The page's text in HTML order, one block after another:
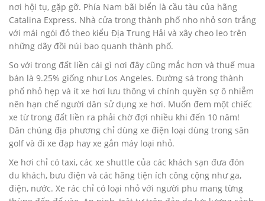
nơi hội tụ, gặp gỡ. Phía Nam bãi biển là cầu tàu của hãng
Catalina Express. Nhà cửa trong thành phố nho nhỏ sơn trắng
với mái ngói đỏ theo kiểu Ðịa Trung Hải và xây cheo leo trên
những dãy đồi núi bao quanh thành phố.
So với trong đất liền cái gì nơi đây cũng mắc hơn và thuế mua
bán là 9.25% giống như Los Angeles. Ðường sá trong thành
phố nhỏ hẹp và ít xe hơi lưu thông vì chính quyền sợ ô nhiễm
nên hạn chế người dân sử dụng xe hơi. Muốn đem một chiếc
xe từ trong đất liền ra phải chờ đợi nhiều khi đến 10 năm!
Dân chúng địa phương chỉ dùng xe điện loại dùng trong sân
golf và đi xe đạp hay xe gắn máy loại nhỏ.
Xe hơi chỉ có taxi, các xe shuttle của các khách sạn đưa đón
du khách, bưu điện và các hãng tiện ích công cộng như ga,
điện, nước. Xe rác chỉ có loại nhỏ với người phu mang từng